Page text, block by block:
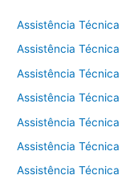
Assistência
Assistência
Assistência
Assistência
Assistência
Assistência
Assistência